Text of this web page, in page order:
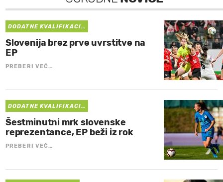
DODATNE KVALIFIKACI…
Slovenija brez prve uvrstitve na
EP
PREBERI VEČ…
DODATNE KVALIFIKACI…
Šestminutni mrk slovenske
reprezentance, EP beži iz rok
PREBERI VEČ…